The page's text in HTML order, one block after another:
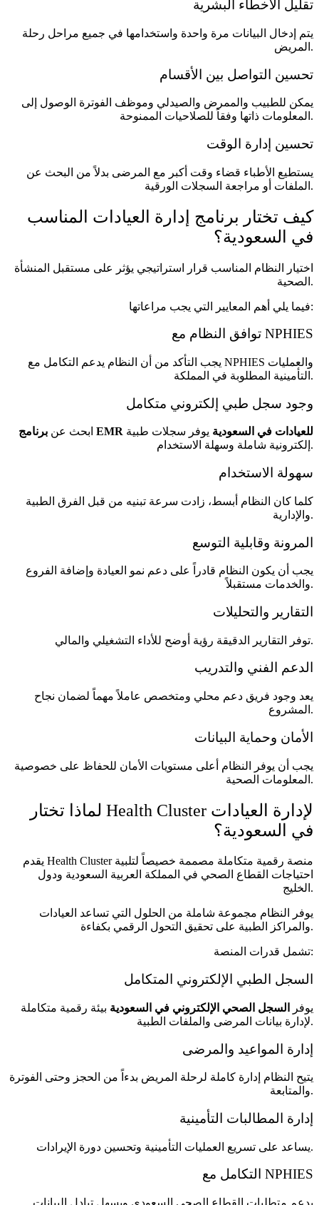
تقليل الأخطاء البشرية
يتم إدخال البيانات مرة واحدة واستخدامها في جميع مراحل رحلة
المريض.
تحسين التواصل بين الأقسام
يمكن للطبيب والممرض والصيدلي وموظف الفوترة الوصول إلى
المعلومات ذاتها وفقاً للصلاحيات الممنوحة.
تحسين إدارة الوقت
يستطيع الأطباء قضاء وقت أكبر مع المرضى بدلاً من البحث عن
الملفات أو مراجعة السجلات الورقية.
كيف تختار برنامج إدارة العيادات المناسب
في السعودية؟
اختيار النظام المناسب قرار استراتيجي يؤثر على مستقبل المنشأة
الصحية.
فيما يلي أهم المعايير التي يجب مراعاتها:
توافق النظام مع NPHIES
يجب التأكد من أن النظام يدعم التكامل مع NPHIES والعمليات
التأمينية المطلوبة في المملكة.
وجود سجل طبي إلكتروني متكامل
ابحث عن برنامج EMR للعيادات في السعودية يوفر سجلات طبية
إلكترونية شاملة وسهلة الاستخدام.
سهولة الاستخدام
كلما كان النظام أبسط، زادت سرعة تبنيه من قبل الفرق الطبية
والإدارية.
المرونة وقابلية التوسع
يجب أن يكون النظام قادراً على دعم نمو العيادة وإضافة الفروع
والخدمات مستقبلاً.
التقارير والتحليلات
توفر التقارير الدقيقة رؤية أوضح للأداء التشغيلي والمالي.
الدعم الفني والتدريب
يعد وجود فريق دعم محلي ومتخصص عاملاً مهماً لضمان نجاح
المشروع.
الأمان وحماية البيانات
يجب أن يوفر النظام أعلى مستويات الأمان للحفاظ على خصوصية
المعلومات الصحية.
لماذا تختار Health Cluster لإدارة العيادات
في السعودية؟
يقدم Health Cluster منصة رقمية متكاملة مصممة خصيصاً لتلبية
احتياجات القطاع الصحي في المملكة العربية السعودية ودول
الخليج.
يوفر النظام مجموعة شاملة من الحلول التي تساعد العيادات
والمراكز الطبية على تحقيق التحول الرقمي بكفاءة.
تشمل قدرات المنصة:
السجل الطبي الإلكتروني المتكامل
يوفر السجل الصحي الإلكتروني في السعودية بيئة رقمية متكاملة
لإدارة بيانات المرضى والملفات الطبية.
إدارة المواعيد والمرضى
يتيح النظام إدارة كاملة لرحلة المريض بدءاً من الحجز وحتى الفوترة
والمتابعة.
إدارة المطالبات التأمينية
يساعد على تسريع العمليات التأمينية وتحسين دورة الإيرادات.
التكامل مع NPHIES